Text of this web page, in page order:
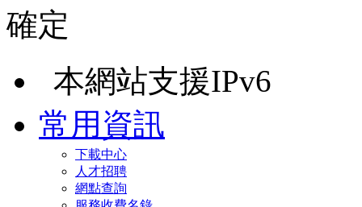
確定
本網站支援IPv6
常用資訊
下載中心
人才招聘
網點查詢